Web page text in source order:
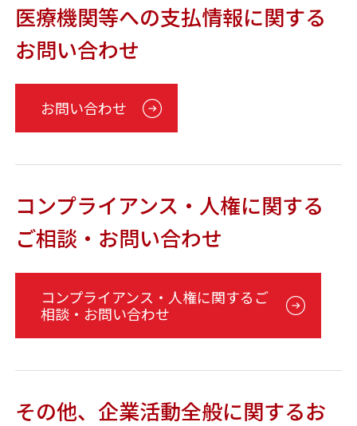
医療機関等への支払情報に関する
お問い合わせ
お問い合わせ
コンプライアンス・人権に関する
ご相談・お問い合わせ
コンプライアンス・人権に関するご
相談・お問い合わせ
その他、企業活動全般に関するお